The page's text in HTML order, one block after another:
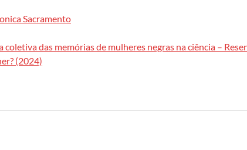
Sacramento
coletiva das memórias de mulheres negras na ciência –
(2024)